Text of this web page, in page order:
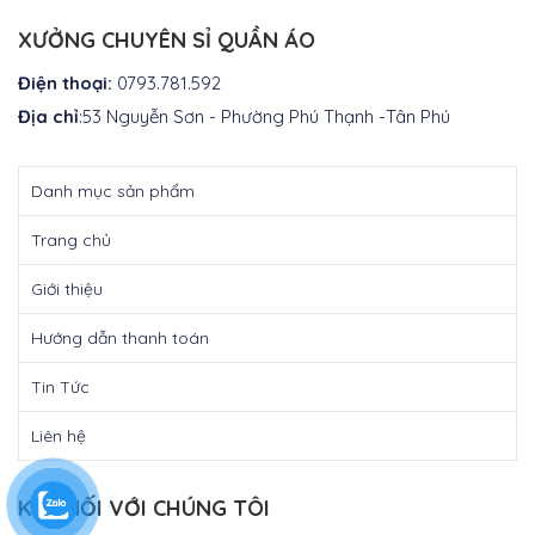
₫300.000.
XƯỞNG CHUYÊN SỈ QUẦN ÁO
Điện thoại: 0793.781.592
Địa chỉ:53 Nguyễn Sơn - Phường Phú Thạnh -Tân Phú
Danh mục sản phẩm
Trang chủ
Giới thiệu
Hướng dẫn thanh toán
Tin Tức
Liên hệ
KẾT NỐI VỚI CHÚNG TÔI